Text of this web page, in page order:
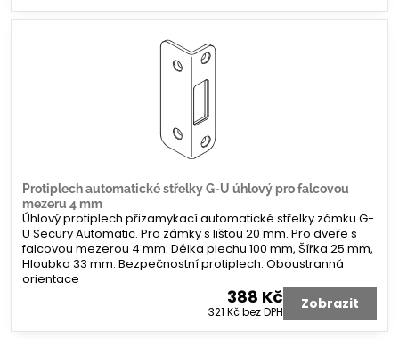
Protiplech automatické střelky G-U úhlový pro falcovou
mezeru 4 mm
Úhlový protiplech přizamykací automatické střelky zámku G-
U Secury Automatic. Pro zámky s lištou 20 mm. Pro dveře s
falcovou mezerou 4 mm. Délka plechu 100 mm, Šířka 25 mm,
Hloubka 33 mm. Bezpečnostní protiplech. Oboustranná
orientace
388 Kč
321 Kčbez DPH Zobrazit